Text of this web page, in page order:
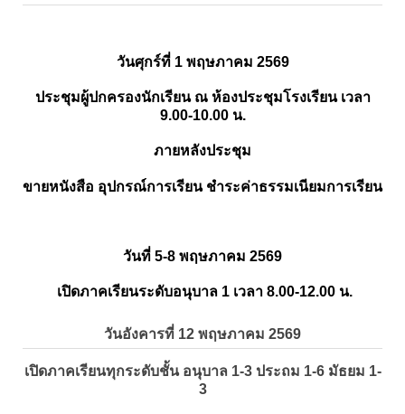
วันศุกร์ที่ 1 พฤษภาคม 2569
ประชุมผู้ปกครองนักเรียน ณ ห้องประชุมโรงเรียน เวลา
9.00-10.00 น.
ภายหลังประชุม
ขายหนังสือ อุปกรณ์การเรียน ชำระค่าธรรมเนียมการเรียน
วันที่ 5-8 พฤษภาคม 2569
เปิดภาคเรียนระดับอนุบาล 1 เวลา 8.00-12.00 น.
วันอังคารที่ 12 พฤษภาคม 2569
เปิดภาคเรียนทุกระดับชั้น อนุบาล 1-3 ประถม 1-6 มัธยม 1-
3